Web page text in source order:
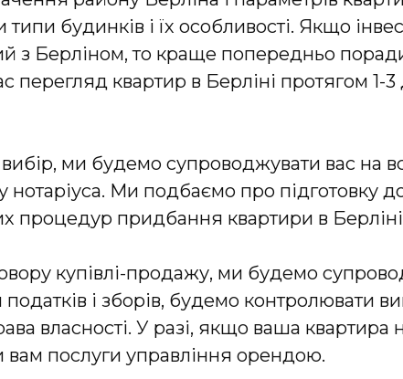
будинків і їх особливості. Якщо
з Берліном, то краще попередньо
перегляд квартир в Берліні протягом 1-
ми будемо супроводжувати вас на
нотаріуса. Ми подбаємо про підготовку
процедур придбання квартири в
купівлі-продажу, ми будемо
податків і зборів, будемо контролювати
власності. У разі, якщо ваша
послуги управління орендою.